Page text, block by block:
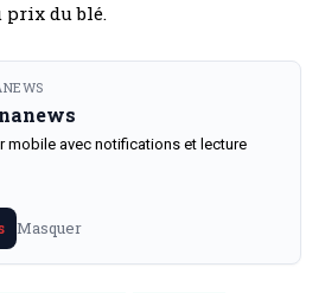
prix du blé.
mobile avec notifications et lecture
Masquer